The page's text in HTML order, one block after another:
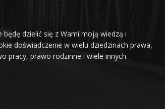
dzielić się z Wami moją wiedzą i
doświadczenie w wielu dziedzinach prawa,
pracy, prawo rodzinne i wiele innych.